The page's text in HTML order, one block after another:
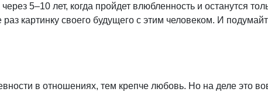
5–10 лет, когда пройдет влюбленность и останутся
картинку своего будущего с этим человеком. И
в отношениях, тем крепче любовь. Но на деле это